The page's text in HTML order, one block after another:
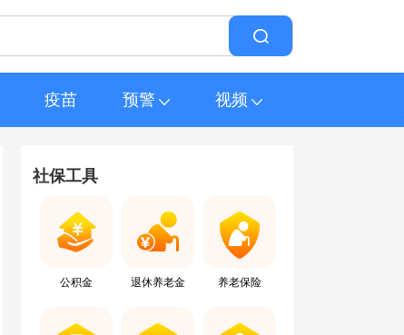
疫苗 预警 视频
社保工具
公积金 退休养老金 养老保险